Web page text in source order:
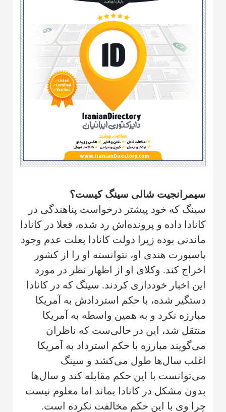
سیمرانجیت شالی سینگ​ کیست؟
سینگ که خود پیشتر درخواست پناهندگی در
کانادا داده و پرونده‌اش رد شده، فعلا در کانادا
ماندنی بوده زیرا دولت کانادا بعلت عدم وجود
پاسپورت هندی او، نتوانسته او را از کشور
اخراج کند. وکلای او از اظهار نظر در مورد
این اخبار خودداری کردند. سینگ که در کانادا
دستگیر شده، با حکم استردادش به آمریکا
مبارزه نکرد و به همین واسطه به آمریکا
منتقل شد، این در حالی‌ست که ناظران
می‌گویند مبارزه با حکم استرداد به آمریکا
اغلب سال‌ها طول می‌کشد و سینگ
می‌توانست با این حکم مقابله کند و سال‌ها
بدون مشکل در کانادا بماند اما معلوم نیست
چرا وی با این حکم مخالفت نکرده است.